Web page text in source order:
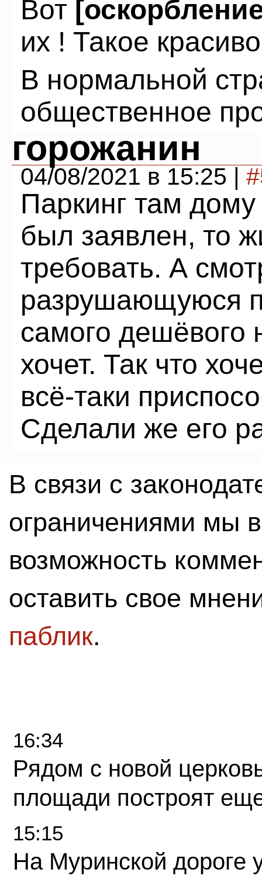
Вот
их ! Такое
В нормальной
общественное
горожанин
04/08/2021 в 15:25 |
Паркинг там
был заявлен, то
требовать. А
разрушающуюся
самого дешёвого
хочет. Так что
всё-таки
Сделали же его
В связи с
ограничениями мы
возможность
оставить свое
паблик.
16:34
Рядом с новой
площади построят
15:15
На Муринской дороге